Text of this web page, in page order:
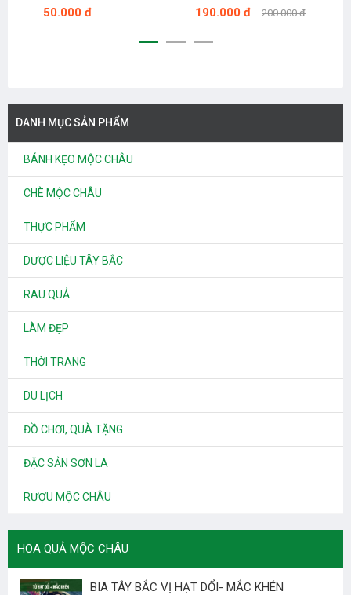
50.000 đ
190.000 đ
200.000 đ
DANH MỤC SẢN PHẨM
BÁNH KẸO MỘC CHÂU
CHÈ MỘC CHÂU
THỰC PHẨM
DƯỢC LIỆU TÂY BẮC
RAU QUẢ
LÀM ĐẸP
THỜI TRANG
DU LỊCH
ĐỒ CHƠI, QUÀ TẶNG
ĐẶC SẢN SƠN LA
RƯỢU MỘC CHÂU
HOA QUẢ MỘC CHÂU
BIA TÂY BẮC VỊ HẠT DỔI- MẮC KHÉN